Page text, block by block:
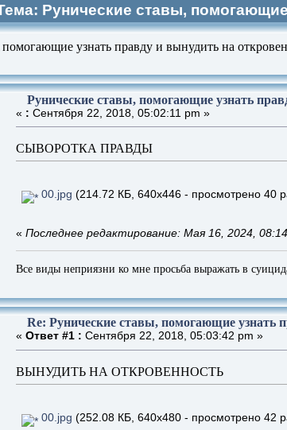
Рунические ставы,
узнать правду и вынудить на
Рунические ставы, помогающие узнать
« : Сентября 22, 2018, 05:02:11 pm »
СЫВОРОТКА ПРАВДЫ
00.jpg (214.72 КБ, 640x446 - просмотрено 40
«Последнее редактирование: Мая 16, 2024,
Все виды неприязни ко мне просьба выражать в
Re: Рунические ставы, помогающие узнать
«Ответ #1 : Сентября 22, 2018, 05:03:42 pm »
ВЫНУДИТЬ НА ОТКРОВЕННОСТЬ
00.jpg (252.08 КБ, 640x480 - просмотрено 42